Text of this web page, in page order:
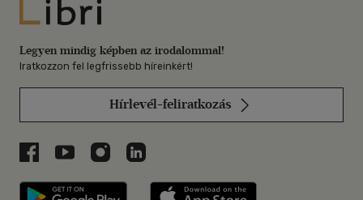
Libri
Legyen mindig képben az irodalommal!
Iratkozzon fel legfrissebb híreinkért!
Hírlevél-feliratkozás
Libri a Facebookon
Libri a Youtube-on
Libri az Instagramon
Libri a LinkedInen
Libri applikáció Szerezd meg: Google